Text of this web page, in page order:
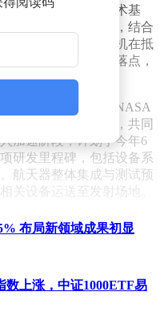
陨落项目提供了技术基
机智号的攻坚精神，结合
突破。例如，无人机在抵
并选择最安全的降落点，
原理相似。
亮点。贝克强调，NASA
实验室的技术优势，共同
加速阶段，计划于今年6
研发里程碑，包括设备系
航天器整体集成与测试预
关设备运送至发射场地。
测器降落过程中投放无人
费用，同时降低飞行风
移、减速制动等环节，以
、增加深空探测频次的目
布局新领域成果初显
数上涨，中证1000ETF易